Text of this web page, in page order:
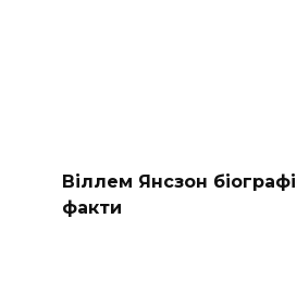
Віллем Янсзон
факти